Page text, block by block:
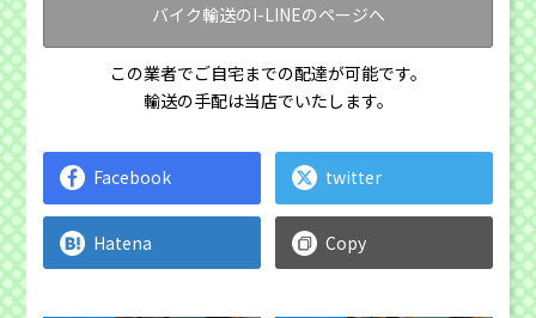
バイク輸送のI-LINEのページへ
この業者でご自宅までの配達が可能です。
輸送の手配は当店でいたします。
Facebook twitter
Hatena Copy